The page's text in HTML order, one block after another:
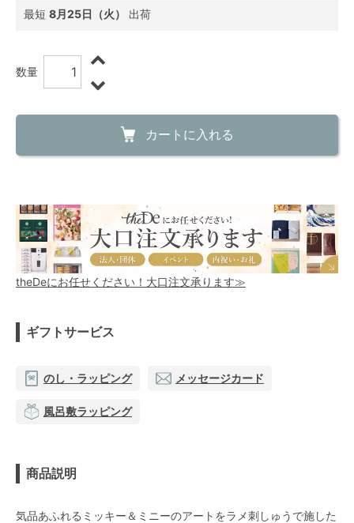
最短 8月25日（火） 出荷
数量
カートに入れる
theDeにお任せください！大口注文承ります≫
ギフトサービス
のし・ラッピング メッセージカード
風呂敷ラッピング
商品説明
気品あふれるミッキー＆ミニーのアートをラメ刺しゅうで施した